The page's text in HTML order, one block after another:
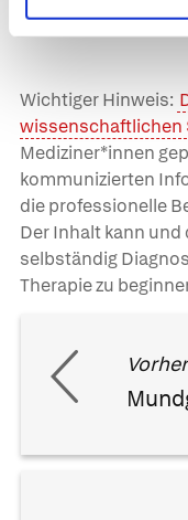
Wichtiger Hinweis:
wissenschaftlichen
Mediziner*innen
kommunizierten
die professionelle
Der Inhalt kann
selbständig
Therapie zu